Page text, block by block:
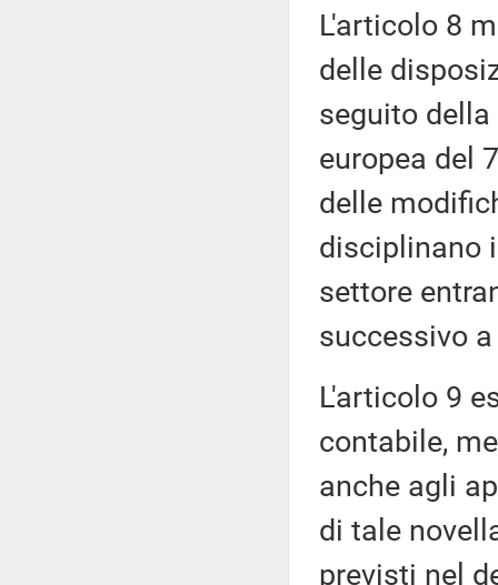
L'articolo 8
delle
seguito della
europea del
delle
disciplinano
settore
successivo
L'articolo 9
contabile,
anche agli
di tale
previsti nel